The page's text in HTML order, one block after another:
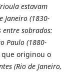
estavam
Janeiro (1830-
entre sobrados:
Paulo (1880-
que originou o
(Rio de Janeiro,